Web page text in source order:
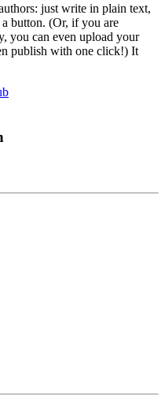
just write in plain text,
button. (Or, if you are
you can even upload your
publish with one click!) It